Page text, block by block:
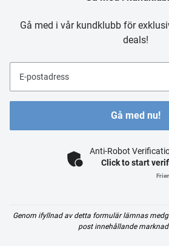
Gå med i vår kundklubb för
deals!
E-postadress
Gå med nu!
Anti-Robot
Click to start
Genom ifyllnad av detta formulär lämnas
post innehållande